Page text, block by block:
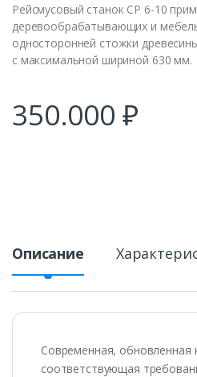
Рейсмусовый станок СР 6-10
деревообрабатывающих и
односторонней стожки
с максимальной шириной 630 мм.
350.000 ₽
Описание
Современная, обновленная
соответствующая